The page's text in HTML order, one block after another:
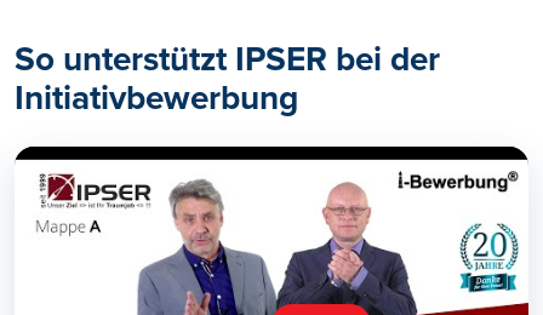
So unterstützt IPSER bei der
Initiativbewerbung